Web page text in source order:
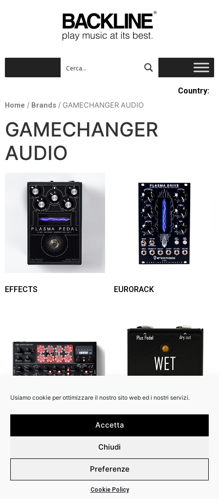
Usiamo cookie per ottimizzare il nostro sito web ed i nostri servizi.
Accetta
Chiudi
Preferenze
Cookie Policy
Country:
Home / Brands / GAMECHANGER AUDIO
GAMECHANGER
AUDIO
EFFECTS EURORACK
SYNTH ACCESSORIES